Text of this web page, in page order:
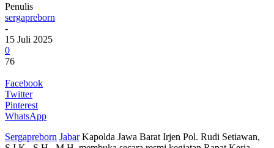
Penulis
sergapreborn
-
15 Juli 2025
0
76
Facebook
Twitter
Pinterest
WhatsApp
Sergapreborn JabarKapolda Jawa Barat Irjen Pol. Rudi Setiawan,